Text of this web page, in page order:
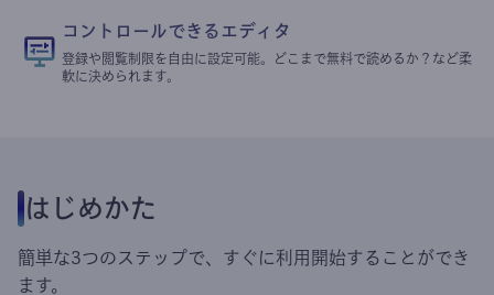
コントロールできるエディタ
登録や閲覧制限を自由に設定可能。どこまで無料で読めるか？など柔
軟に決められます。
はじめかた
簡単な3つのステップで、すぐに利用開始することができ
ます。